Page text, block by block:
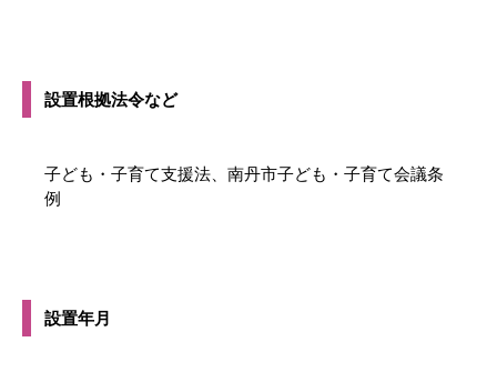
設置根拠法令など
子ども・子育て支援法、南丹市子ども・子育て会議条
例
設置年月